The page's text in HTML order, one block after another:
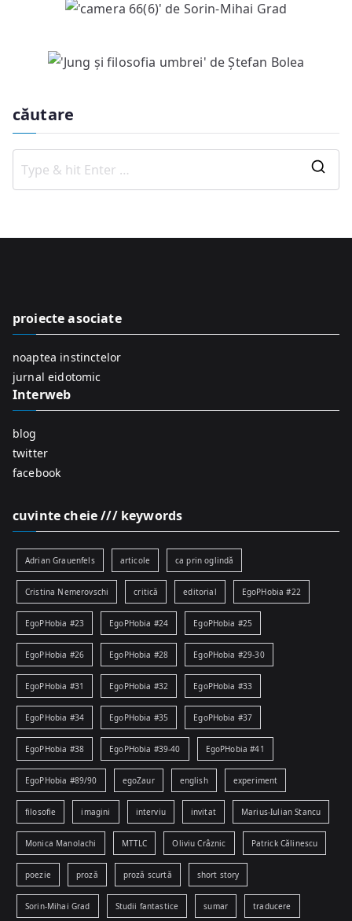
căutare
o
proiecte asociate
noaptea instinctelor
jurnal eidotomic
Interweb
blog
twitter
facebook
cuvinte cheie /// keywords
Adrian Grauenfels articole ca prin oglindă
Cristina Nemerovschi critică editorial EgoPHobia #22
EgoPHobia #23 EgoPHobia #24 EgoPHobia #25
EgoPHobia #26 EgoPHobia #28 EgoPHobia #29-30
EgoPHobia #31 EgoPHobia #32 EgoPHobia #33
EgoPHobia #34 EgoPHobia #35 EgoPHobia #37
EgoPHobia #38 EgoPHobia #39-40 EgoPHobia #41
EgoPHobia #89/90 egoZaur english experiment
filosofie imagini interviu invitat Marius-Iulian Stancu
Monica Manolachi MTTLC Oliviu Crâznic Patrick Călinescu
poezie proză proză scurtă short story
Sorin-Mihai Grad Studii fantastice sumar traducere